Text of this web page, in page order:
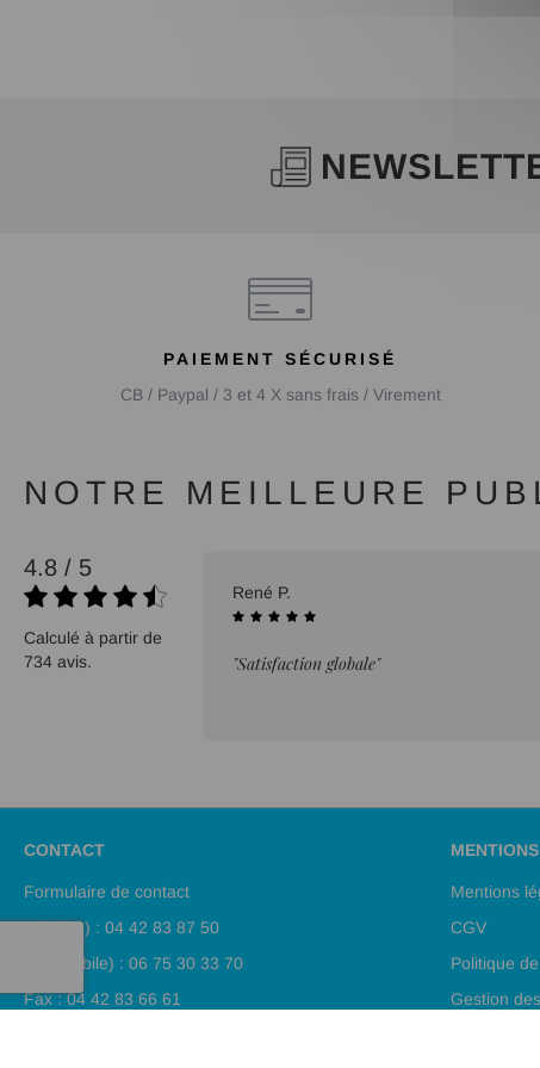
PAIEMENT SÉCURISÉ
CB / Paypal / 3 et 4 X sans frais / Virement
NOTRE MEILLEURE
4.8 / 5
Calculé à partir de
734 avis.
21/07/2026 René P.
"Satisfaction globale"
CONTACT
Formulaire de contact
Tél (fixe) : 04 42 83 87 50
Tél (mobile) : 06 75 30 33 70
Fax : 04 42 83 66 61
MENTIONS
Mentions
CGV
Politique
Gestion